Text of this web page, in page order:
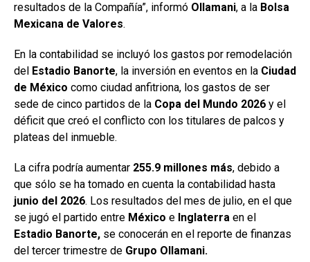
resultados de la Compañía”, informó Ollamani, a la Bolsa
Mexicana de Valores.
En la contabilidad se incluyó los gastos por remodelación
del Estadio Banorte, la inversión en eventos en la Ciudad
de México como ciudad anfitriona, los gastos de ser
sede de cinco partidos de la Copa del Mundo 2026 y el
déficit que creó el conflicto con los titulares de palcos y
plateas del inmueble.
La cifra podría aumentar 255.9 millones más, debido a
que sólo se ha tomado en cuenta la contabilidad hasta
junio del 2026. Los resultados del mes de julio, en el que
se jugó el partido entre México e Inglaterra en el
Estadio Banorte, se conocerán en el reporte de finanzas
del tercer trimestre de Grupo Ollamani.